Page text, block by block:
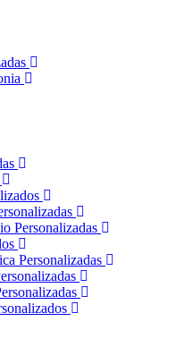
Personalizadas
Personalizadas